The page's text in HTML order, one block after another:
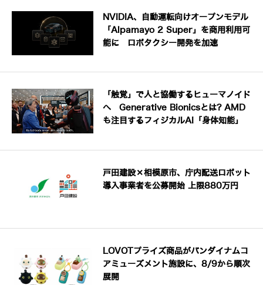
NVIDIA、自動運転向けオープンモデル
「Alpamayo 2 Super」を商用利用可
能に ロボタクシー開発を加速
「触覚」で人と協働するヒューマノイド
へ Generative Bionicsとは? AMD
も注目するフィジカルAI「身体知能」
戸田建設×相模原市、庁内配送ロボット
導入事業者を公募開始 上限880万円
LOVOTプライズ商品がバンダイナムコ
アミューズメント施設に、8/9から順次
展開